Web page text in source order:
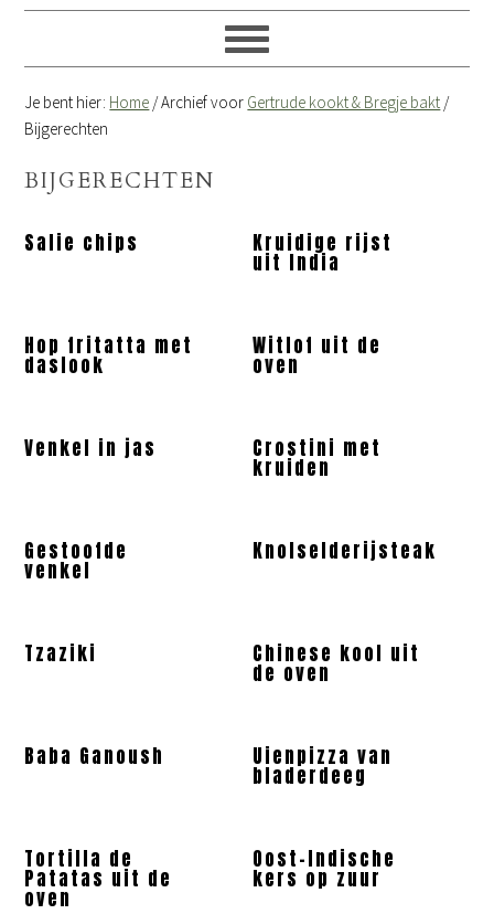
Je bent hier: Home /Archief voor Gertrude kookt & Bregje bakt /
Bijgerechten
BIJGERECHTEN
Salie chips Kruidige rijst
uit India
Hop fritatta met
daslook
Witlof uit de
oven
Venkel in jas Crostini met
kruiden
Gestoofde
venkel
Knolselderijsteak
Tzaziki Chinese kool uit
de oven
Baba Ganoush Uienpizza van
bladerdeeg
Tortilla de
Patatas uit de
oven
Oost-Indische
kers op zuur